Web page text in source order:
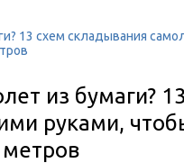
13 схем складывания
из бумаги?
руками,